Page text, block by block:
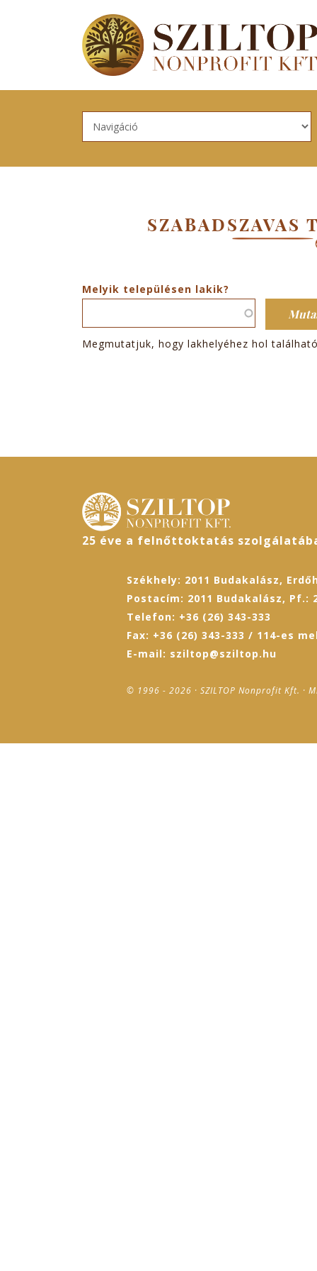
SZABADSZAVAS
Melyik településen lakik?
Megmutatjuk, hogy lakhelyéhez hol
25 éve a felnőttoktatás
Székhely: 2011 Budakalász,
Postacím: 2011 Budakalász, Pf.:
Telefon: +36 (26) 343-333
Fax: +36 (26) 343-333 / 114-es
E-mail: sziltop@sziltop.hu
© 1996 - 2026 · SZILTOP Nonprofit Kft. ·